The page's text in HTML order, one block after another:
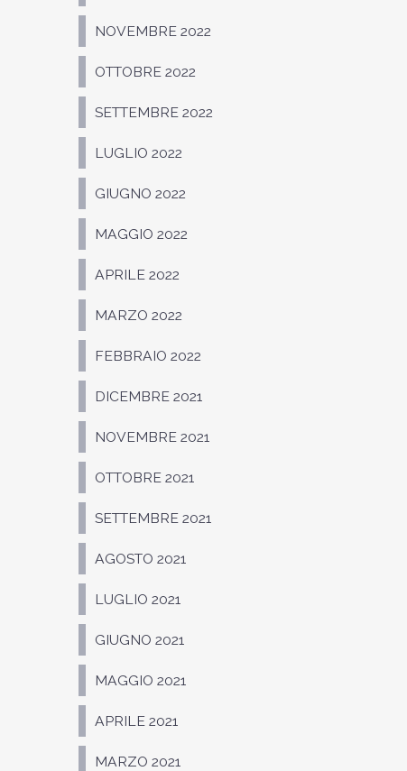
NOVEMBRE 2022
OTTOBRE 2022
SETTEMBRE 2022
LUGLIO 2022
GIUGNO 2022
MAGGIO 2022
APRILE 2022
MARZO 2022
FEBBRAIO 2022
DICEMBRE 2021
NOVEMBRE 2021
OTTOBRE 2021
SETTEMBRE 2021
AGOSTO 2021
LUGLIO 2021
GIUGNO 2021
MAGGIO 2021
APRILE 2021
MARZO 2021